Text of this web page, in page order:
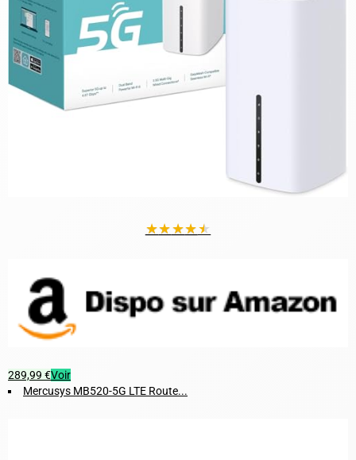
★★★★★
289,99 €Voir
Mercusys MB520-5G LTE Route...